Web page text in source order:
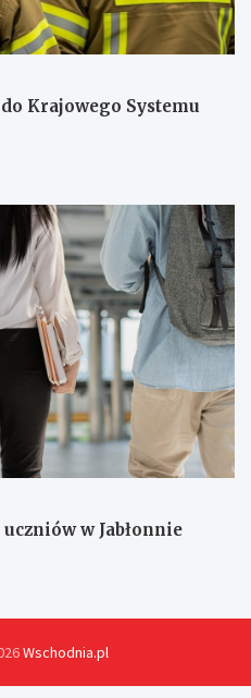
Krajowego Systemu
w Jabłonnie
Wschodnia.pl